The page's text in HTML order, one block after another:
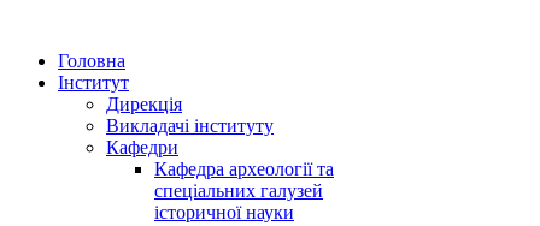
Головна
Інститут
Дирекція
Викладачі інституту
Кафедри
Кафедра археології та
спеціальних галузей
історичної науки